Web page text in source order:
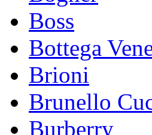
Boss
Bottega
Brioni
Brunello
Burberry